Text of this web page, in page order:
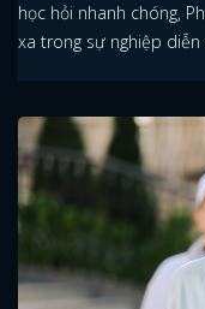
học hỏi nhanh chóng,
xa trong sự nghiệp diễn